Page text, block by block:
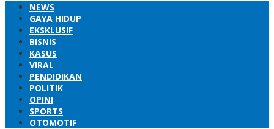
NEWS
GAYA HIDUP
EKSKLUSIF
BISNIS
KASUS
VIRAL
PENDIDIKAN
POLITIK
OPINI
SPORTS
OTOMOTIF